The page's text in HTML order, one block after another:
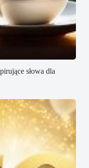
słowa dla